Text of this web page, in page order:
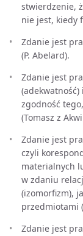
stwierdzenie,
nie jest, kiedy
Zdanie jest
(P. Abelard).
Zdanie jest
zgodność
(Tomasz z
Zdanie jest
czyli
materialnych
w zdaniu
(izomorfizm),
przedmiotami
Zdanie jest